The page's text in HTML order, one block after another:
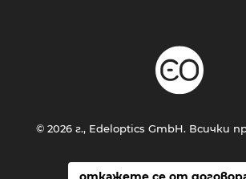
© 2026 г., Edeloptics GmbH. Всички